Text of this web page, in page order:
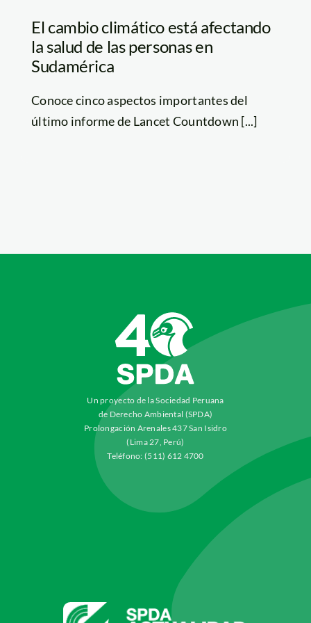
El cambio climático está afectando
la salud de las personas en
Sudamérica
Conoce cinco aspectos importantes del
último informe de Lancet Countdown [...]
Un proyecto de la Sociedad Peruana
de Derecho Ambiental (SPDA)
Prolongación Arenales 437 San Isidro
(Lima 27, Perú)
Teléfono: (511) 612 4700